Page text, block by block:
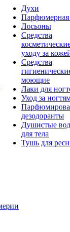
Духи
Парфюмерная
Лосьоны
Средства
уходу за
Средства
моющие
Лаки для
Уход за
дезодоранты
Душистые
для тела
Тушь для